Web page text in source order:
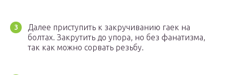
Далее приступить к закручиванию гаек на
болтах. Закрутить до упора, но без фанатизма,
так как можно сорвать резьбу.